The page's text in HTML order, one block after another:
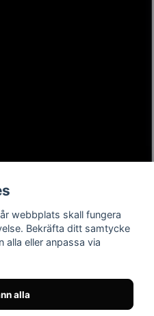
Instagram
Youtube
TikTok
webbplats skall fungera
Bekräfta ditt samtycke
eller anpassa via
alla